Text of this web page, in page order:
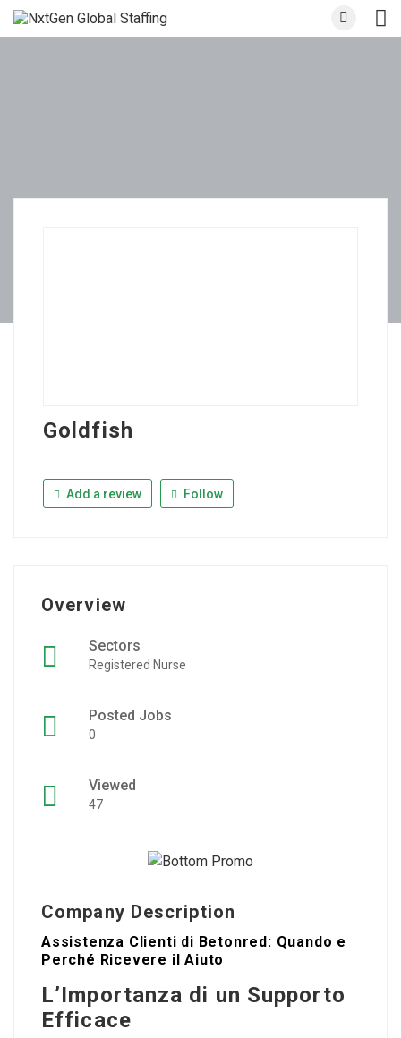
Goldfish
Add a review Follow
Overview
Sectors
Registered Nurse
Posted Jobs
0
Viewed
47
Company Description
Assistenza Clienti di Betonred: Quando e
Perché Ricevere il Aiuto
L’Importanza di un Supporto
Efficace